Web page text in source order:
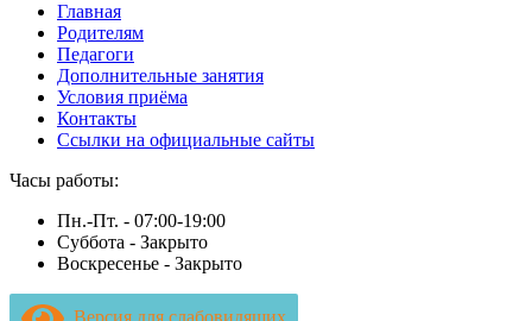
Главная
Родителям
Педагоги
Дополнительные занятия
Условия приёма
Контакты
Ссылки на официальные сайты
Часы работы:
Пн.-Пт. - 07:00-19:00
Суббота - Закрыто
Воскресенье - Закрыто
Версия для слабовидящих